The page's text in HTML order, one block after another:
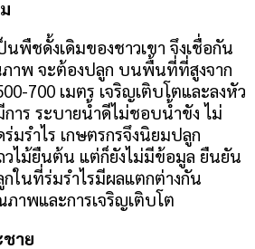
นพืชดั้งเดิมของชาวเขา จึงเชื่อกัน
าพ จะต้องปลูก บนพื้นที่ที่สูงจาก
700 เมตร เจริญเติบโตและลงหัว
าร ระบายน้ำดีไม่ชอบน้ำขัง ไม่
รำไร เกษตรกรจึงนิยมปลูก
วไม้ยืนต้น แต่ก็ยังไม่มีข้อมูล ยืนยัน
ในที่ร่มรำไรมีผลแตกต่างกัน
าพและการเจริญเติบโต
าย